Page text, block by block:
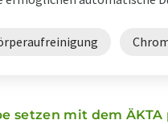
setzen mit dem